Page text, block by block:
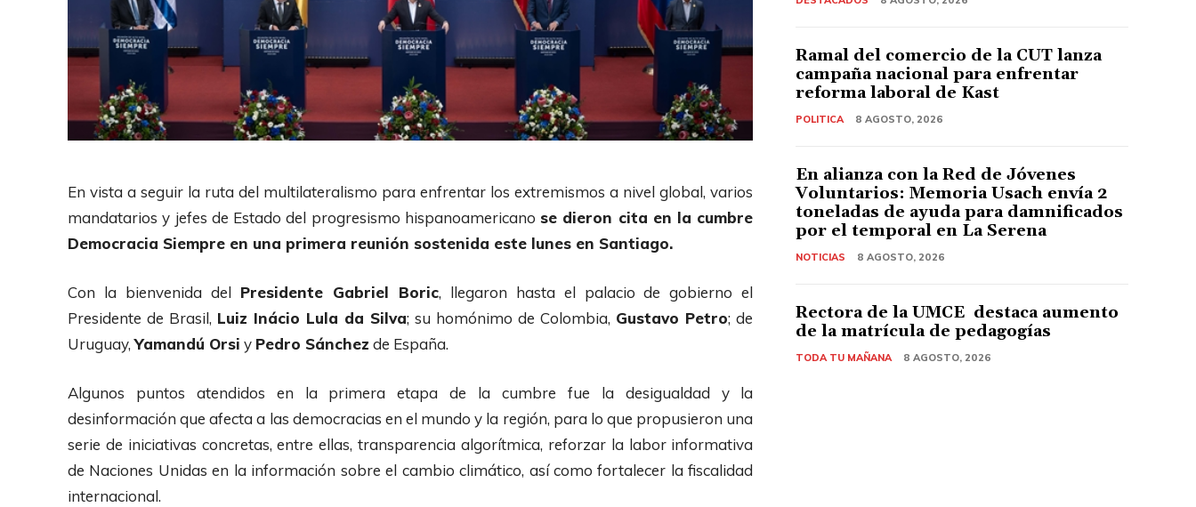
En vista a seguir la ruta del multilateralismo para enfrentar los extremismos a nivel global, varios
mandatarios y jefes de Estado del progresismo hispanoamericanose dieron cita en la cumbre
Democracia Siempre en una primera reunión sostenida este lunes en Santiago.
Con la bienvenida del Presidente Gabriel Boric, llegaron hasta el palacio de gobierno el
Presidente de Brasil, Luiz Inácio Lula da Silva; su homónimo de Colombia, Gustavo Petro; de
Uruguay,Yamandú Orsi y Pedro Sánchez de España.
Algunos puntos atendidos en la primera etapa de la cumbre fue la desigualdad y la
desinformación que afecta a las democracias en el mundo y la región, para lo que propusieron una
serie de iniciativas concretas, entre ellas, transparencia algorítmica, reforzar la labor informativa
de Naciones Unidas en la información sobre el cambio climático, así como fortalecer la fiscalidad
internacional.
Ramal del comercio de la CUT lanza
campaña nacional para enfrentar
reforma laboral de Kast
POLITICA 8 AGOSTO, 2026
En alianza con la Red de Jóvenes
Voluntarios: Memoria Usach envía 2
toneladas de ayuda para damnificados
por el temporal en La Serena
NOTICIAS 8 AGOSTO, 2026
Rectora de la UMCE destaca aumento
de la matrícula de pedagogías
TODA TU MAÑANA 8 AGOSTO, 2026